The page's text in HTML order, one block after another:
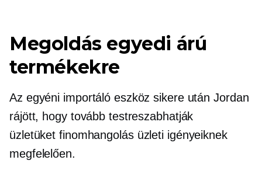
Megoldás egyedi árú
termékekre
Az egyéni importáló eszköz sikere után Jordan
rájött, hogy tovább testreszabhatják
üzletüketfinomhangolásüzleti igényeiknek
megfelelően.